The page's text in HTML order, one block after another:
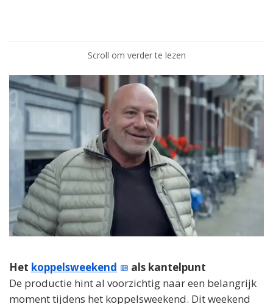
Scroll om verder te lezen
Het koppelsweekend
als kantelpunt
De productie hint al voorzichtig naar een belangrijk
moment tijdens het koppelsweekend. Dit weekend